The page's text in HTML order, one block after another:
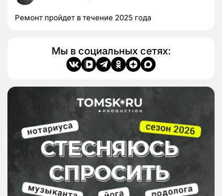
Ремонт пройдет в течение 2025 года
Мы в социальных сетях: